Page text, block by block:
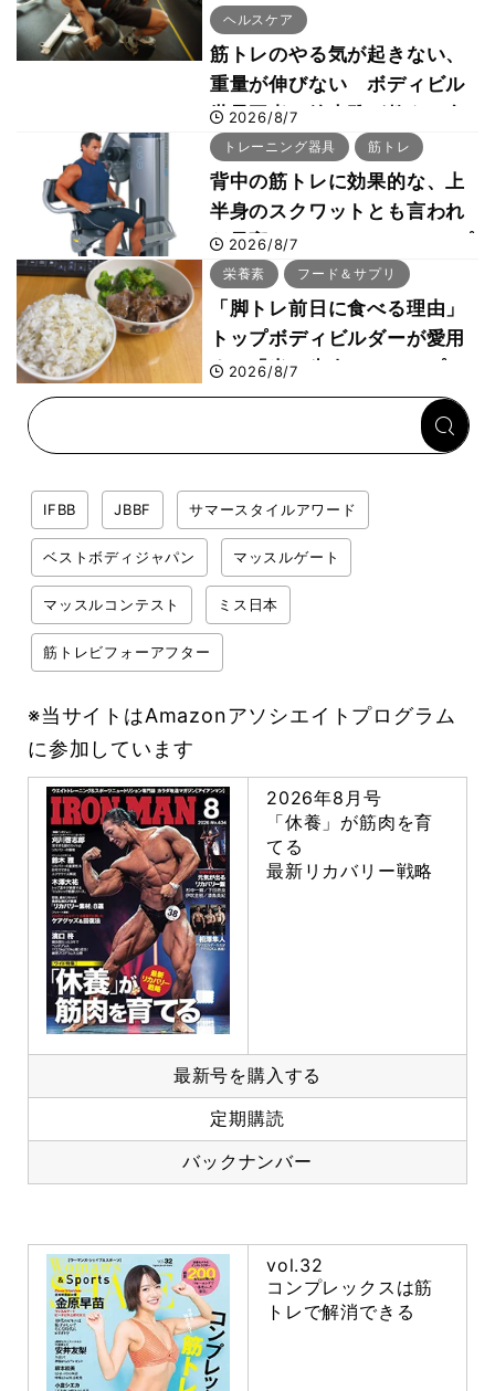
ヘルスケア
筋トレのやる気が起きない、
重量が伸びない ボディビル
世界王者・鈴木雅が教える食
事・睡眠・呼吸の整え方
2026/8/7
トレーニング器具 筋トレ
背中の筋トレに効果的な、上
半身のスクワットとも言われ
た最高マシン“ノーチラス・プ
ルオーバーマシン”とは？
2026/8/7
栄養素 フード＆サプリ
「脚トレ前日に食べる理由」
トップボディビルダーが愛用
する「米＋牛肉」のシンプル
回復メシとは？
2026/8/7
IFBB JBBF サマースタイルアワード
ベストボディジャパン マッスルゲート
マッスルコンテスト ミス日本
筋トレビフォーアフター
※当サイトはAmazonアソシエイトプログラム
に参加しています
2026年8月号
「休養」が筋肉を育
てる
最新リカバリー戦略
最新号を購入する
定期購読
バックナンバー
vol.32
コンプレックスは筋
トレで解消できる